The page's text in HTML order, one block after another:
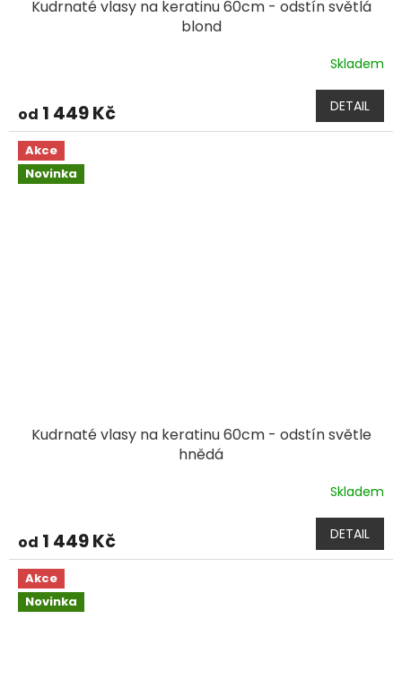
Kudrnaté vlasy na keratinu 60cm - odstín světlá
blond
Skladem
od 1 449 Kč DETAIL
Akce
Novinka
Kudrnaté vlasy na keratinu 60cm - odstín světle
hnědá
Skladem
od 1 449 Kč DETAIL
Akce
Novinka